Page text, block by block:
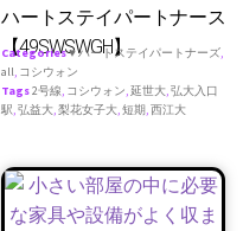
ハートステイパートナース
【49SWSWGH】
Categories♥ ハートステイパートナーズ,
all, コシウォン
Tags2号線, コシウォン,延世大,弘大入口
駅,弘益大,梨花女子大,短期,西江大